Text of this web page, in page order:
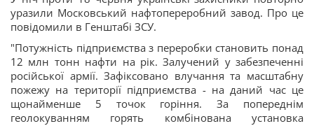
уразили Московський нафтопереробний завод. Про це
повідомили в Генштабі ЗСУ.
"Потужність підприємства з переробки становить понад
12 млн тонн нафти на рік. Залучений у забезпеченні
російської армії. Зафіксовано влучання та масштабну
пожежу на території підприємства - на даний час це
щонайменше 5 точок горіння. За попереднім
геолокуванням горять комбінована установка